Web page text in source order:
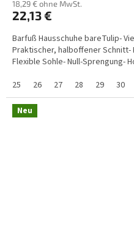
18,29 € ohne MwSt.
22,13 €
Barfuß Hausschuhe bareTulip-
Praktischer, halboffener
Flexible Sohle- Null-Sprengung-
25
26 27 28 29 30
Neu